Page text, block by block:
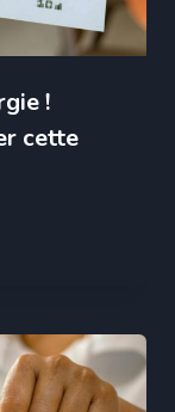
!
cette